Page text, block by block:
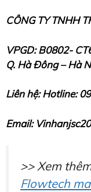
CÔNG TY TNHH
VPGD: B0802-
Q. Hà Đông – Hà
Liên hệ: Hotline:
Email:
>> Xem
Flowtech